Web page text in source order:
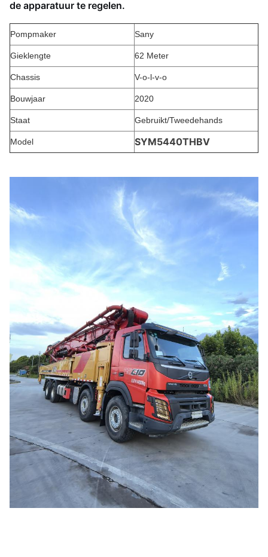
de apparatuur te regelen.
Pompmaker Sany
Gieklengte 62 Meter
Chassis V-o-l-v-o
Bouwjaar 2020
Staat Gebruikt/Tweedehands
Model SYM5440THBV